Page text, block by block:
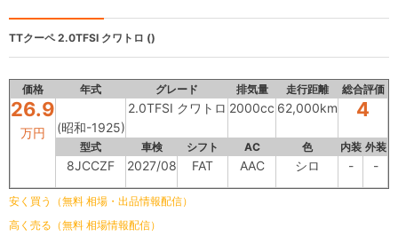
TTクーペ2.0TFSI クワトロ ()
価格 年式 グレード 排気量 走行距離 総合評価
26.9
万円 (昭和-1925)
2.0TFSI クワトロ 2000cc 62,000km 4
型式 車検 シフト AC 色 内装 外装
8JCCZF 2027/08 FAT AAC シロ - -
安く買う（無料 相場・出品情報配信）
高く売る（無料 相場情報配信）